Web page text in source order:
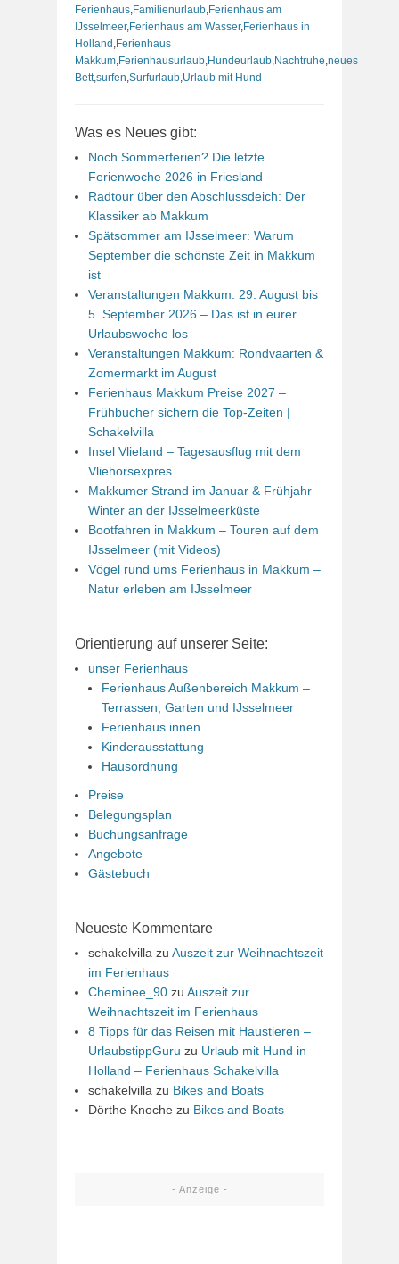
Ferienhaus Familienurlaub Ferienhaus am
IJsselmeer, Ferienhaus am Wasser, Ferienhaus in
Holland Ferienhaus
Makkum Ferienhausurlaub Hundeurlaub Nachtruhe neues
Bett,surfen Surfurlaub Urlaub mit Hund
Was es Neues gibt:
Noch Sommerferien? Die letzte
Ferienwoche 2026 in Friesland
Radtour über den Abschlussdeich: Der
Klassiker ab Makkum
Spätsommer am IJsselmeer: Warum
September die schönste Zeit in Makkum
ist
Veranstaltungen Makkum: 29. August bis
5. September 2026 – Das ist in eurer
Urlaubswoche los
Veranstaltungen Makkum: Rondvaarten &
Zomermarkt im August
Ferienhaus Makkum Preise 2027 –
Frühbucher sichern die Top-Zeiten |
Schakelvilla
Insel Vlieland – Tagesausflug mit dem
Vliehorsexpres
Makkumer Strand im Januar & Frühjahr –
Winter an der IJsselmeerküste
Bootfahren in Makkum – Touren auf dem
IJsselmeer (mit Videos)
Vögel rund ums Ferienhaus in Makkum –
Natur erleben am IJsselmeer
Orientierung auf unserer Seite:
unser Ferienhaus
Ferienhaus Außenbereich Makkum –
Terrassen, Garten und IJsselmeer
Ferienhaus innen
Kinderausstattung
Hausordnung
Preise
Belegungsplan
Buchungsanfrage
Angebote
Gästebuch
Neueste Kommentare
schakelvilla zu Auszeit zur Weihnachtszeit
im Ferienhaus
Cheminee_90 zu Auszeit zur
Weihnachtszeit im Ferienhaus
8 Tipps für das Reisen mit Haustieren –
UrlaubstippGuru zu Urlaub mit Hund in
Holland – Ferienhaus Schakelvilla
schakelvilla zu Bikes and Boats
Dörthe Knoche zu Bikes and Boats
- Anzeige -